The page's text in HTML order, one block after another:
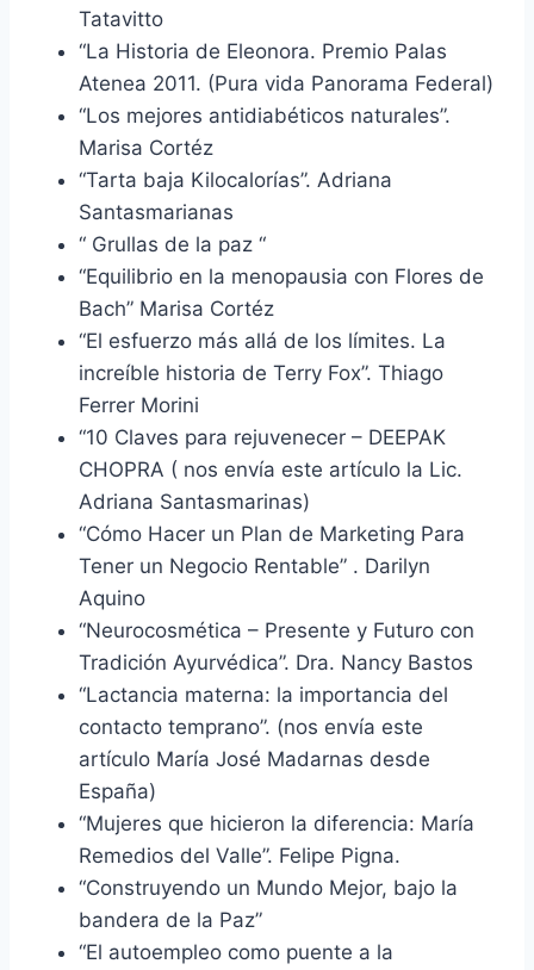
Tatavitto
“La Historia de Eleonora. Premio Palas
Atenea 2011. (Pura vida Panorama Federal)
“Los mejores antidiabéticos naturales”.
Marisa Cortéz
“Tarta baja Kilocalorías”. Adriana
Santasmarianas
“ Grullas de la paz “
“Equilibrio en la menopausia con Flores de
Bach” Marisa Cortéz
“El esfuerzo más allá de los límites. La
increíble historia de Terry Fox”. Thiago
Ferrer Morini
“10 Claves para rejuvenecer – DEEPAK
CHOPRA ( nos envía este artículo la Lic.
Adriana Santasmarinas)
“Cómo Hacer un Plan de Marketing Para
Tener un Negocio Rentable” . Darilyn
Aquino
“Neurocosmética – Presente y Futuro con
Tradición Ayurvédica”. Dra. Nancy Bastos
“Lactancia materna: la importancia del
contacto temprano”. (nos envía este
artículo María José Madarnas desde
España)
“Mujeres que hicieron la diferencia: María
Remedios del Valle”. Felipe Pigna.
“Construyendo un Mundo Mejor, bajo la
bandera de la Paz”
“El autoempleo como puente a la